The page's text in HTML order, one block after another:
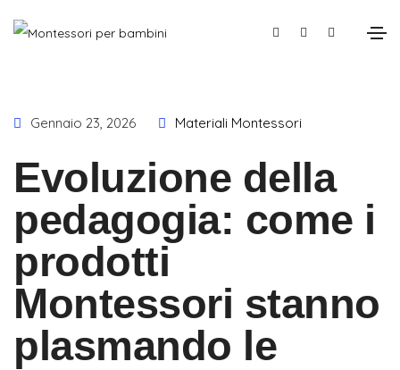
Gennaio 23, 2026 Materiali Montessori
Evoluzione della
pedagogia: come i
prodotti
Montessori stanno
plasmando le